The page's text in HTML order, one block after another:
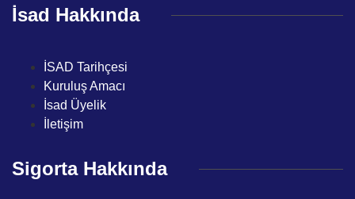
İsad Hakkında
İSAD Tarihçesi
Kuruluş Amacı
İsad Üyelik
İletişim
Sigorta Hakkında